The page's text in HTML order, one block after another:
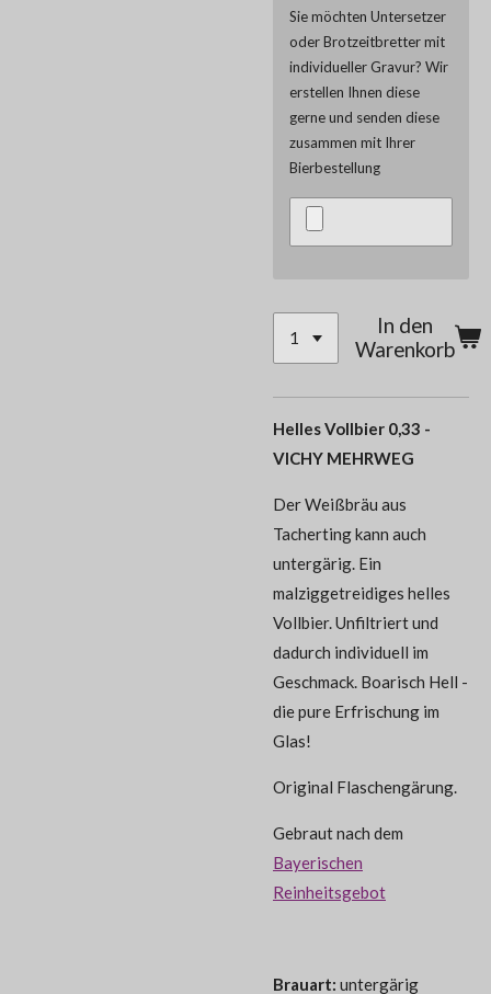
Sie möchten Untersetzer
oder Brotzeitbretter mit
individueller Gravur? Wir
erstellen Ihnen diese
gerne und senden diese
zusammen mit Ihrer
Bierbestellung
In den
Warenkorb
Helles Vollbier 0,33 -
VICHY MEHRWEG
Der Weißbräu aus
Tacherting kann auch
untergärig. Ein
malziggetreidiges helles
Vollbier. Unfiltriert und
dadurch individuell im
Geschmack. Boarisch Hell -
die pure Erfrischung im
Glas!
Original Flaschengärung.
Gebraut nach dem
Bayerischen
Reinheitsgebot
Brauart: untergärig